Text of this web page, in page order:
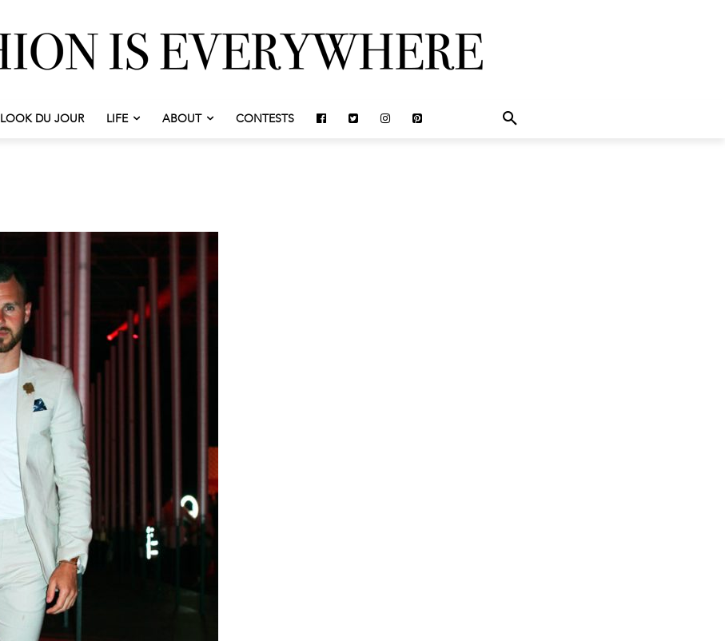
LOOK DU JOUR LIFE ABOUT CONTESTS